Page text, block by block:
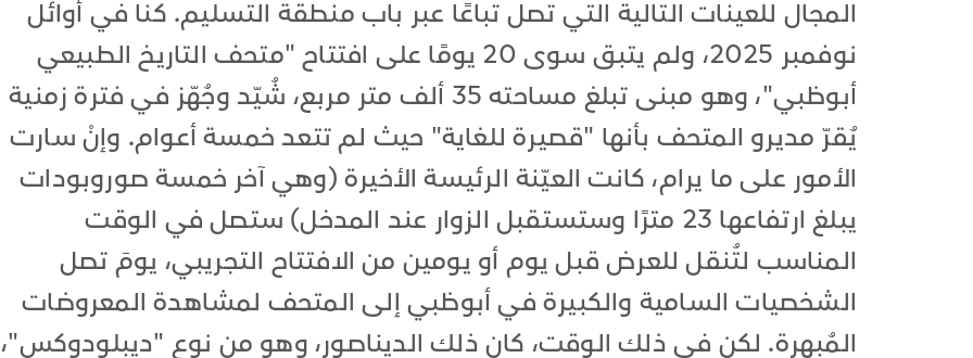
المجال للعينات التالية التي تصل تباعًا عبر باب منطقة التسليم. كنا في أوائل
نوفمبر 2025، ولم يتبق سوى 20 يومًا على افتتاح "متحف التاريخ الطبيعي
أبوظبي"، وهو مبنى تبلغ مساحته 35 ألف متر مربع، شُيّد وجُهّز في فترة زمنية
يُقرّ مديرو المتحف بأنها "قصيرة للغاية" حيث لم تتعد خمسة أعوام. وإنْ سارت
الأمور على ما يرام، كانت العيّنة الرئيسة الأخيرة (وهي آخر خمسة صوروبودات
يبلغ ارتفاعها 23 مترًا وستستقبل الزوار عند المدخل) ستصل في الوقت
المناسب لتُنقل للعرض قبل يوم أو يومين من الافتتاح التجريبي، يومَ تصل
الشخصيات السامية والكبيرة في أبوظبي إلى المتحف لمشاهدة المعروضات
المُبهرة. لكن في ذلك الوقت، كان ذلك الديناصور، وهو من نوع "ديبلودوكس"،